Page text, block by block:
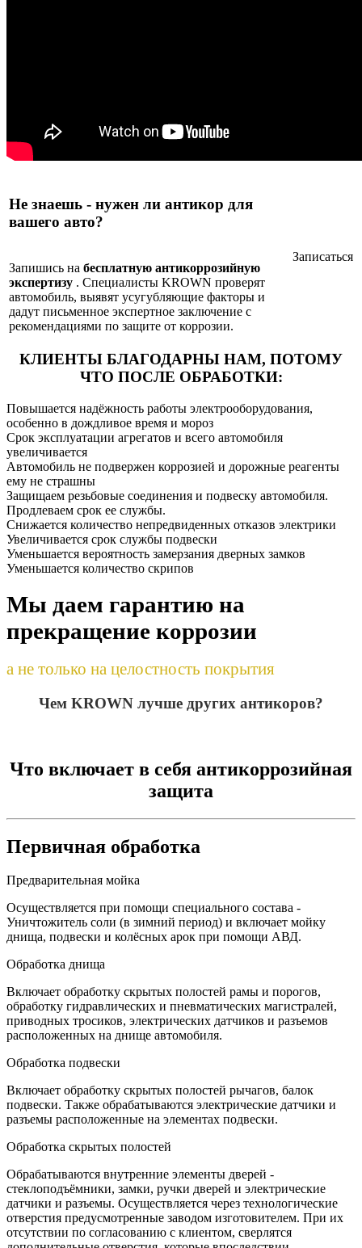
Не знаешь - нужен ли антикор для
вашего авто?
Запишись на бесплатную антикоррозийную
экспертизу . Специалисты KROWN проверят
автомобиль, выявят усугубляющие факторы и
дадут письменное экспертное заключение с
рекомендациями по защите от коррозии.
Записаться
КЛИЕНТЫ БЛАГОДАРНЫ НАМ, ПОТОМУ
ЧТО ПОСЛЕ ОБРАБОТКИ:
Повышается надёжность работы электрооборудования,
особенно в дождливое время и мороз
Срок эксплуатации агрегатов и всего автомобиля
увеличивается
Автомобиль не подвержен коррозией и дорожные реагенты
ему не страшны
Защищаем резьбовые соединения и подвеску автомобиля.
Продлеваем срок ее службы.
Снижается количество непредвиденных отказов электрики
Увеличивается срок службы подвески
Уменьшается вероятность замерзания дверных замков
Уменьшается количество скрипов
Мы даем гарантию на
прекращение коррозии
а не только на целостность покрытия
Чем KROWN лучше других антикоров?
Что включает в себя антикоррозийная
защита
Первичная обработка
Предварительная мойка
Осуществляется при помощи специального состава -
Уничтожитель соли (в зимний период) и включает мойку
днища, подвески и колёсных арок при помощи АВД.
Обработка днища
Включает обработку скрытых полостей рамы и порогов,
обработку гидравлических и пневматических магистралей,
приводных тросиков, электрических датчиков и разъемов
расположенных на днище автомобиля.
Обработка подвески
Включает обработку скрытых полостей рычагов, балок
подвески. Также обрабатываются электрические датчики и
разъемы расположенные на элементах подвески.
Обработка скрытых полостей
Обрабатываются внутренние элементы дверей -
стеклоподъёмники, замки, ручки дверей и электрические
датчики и разъемы. Осуществляется через технологические
отверстия предусмотренные заводом изготовителем. При их
отсутствии по согласованию с клиентом, сверлятся